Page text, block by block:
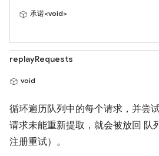
承诺<void>
replayRequests
void
循环遍历队列中的每个请求，并尝
请求未能重新提取，就会被放回 队
注册重试）。